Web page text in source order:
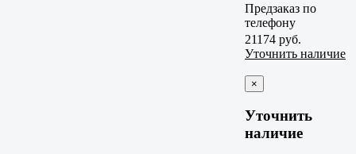
Предзаказ по
телефону
21174 руб.
Уточнить наличие
×
Уточнить
наличие